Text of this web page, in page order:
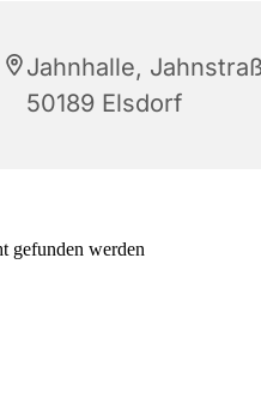
Jahnhalle,
50189 Elsdorf